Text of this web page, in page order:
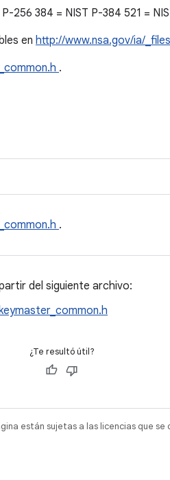
256 384 = NIST P-384 521 =
en http://www.nsa.gov/ia/
.
.
del siguiente archivo:
¿Te resultó útil?
están sujetas a las licencias que se